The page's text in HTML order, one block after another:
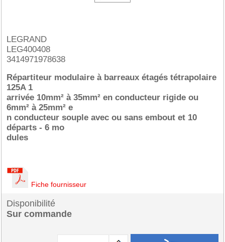
LEGRAND
LEG400408
3414971978638
Répartiteur modulaire à barreaux étagés tétrapolaire
125A 1
arrivée 10mm² à 35mm² en conducteur rigide ou
6mm² à 25mm² e
n conducteur souple avec ou sans embout et 10
départs - 6 mo
dules
Fiche fournisseur
Disponibilité
Sur commande